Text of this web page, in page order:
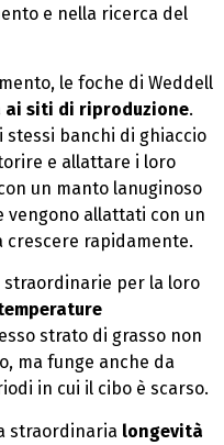
e nella ricerca del
le foche di Weddell
ai siti di riproduzione.
stessi banchi di ghiaccio
e allattare i loro
un manto lanuginoso
vengono allattati con un
crescere rapidamente.
straordinarie per la loro
strato di grasso non
ma funge anche da
in cui il cibo è scarso.
straordinaria longevità